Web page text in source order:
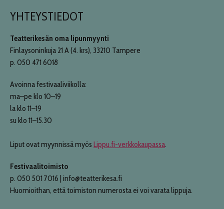
YHTEYSTIEDOT
Teatterikesän oma lipunmyynti
Finlaysoninkuja 21 A (4. krs), 33210 Tampere
p. 050 471 6018
Avoinna festivaaliviikolla:
ma–pe klo 10–19
la klo 11–19
su klo 11–15.30
Liput ovat myynnissä myös Lippu.fi-verkkokaupassa.
Festivaalitoimisto
p. 050 501 7016 | info@teatterikesa.fi
Huomioithan, että toimiston numerosta ei voi varata lippuja.